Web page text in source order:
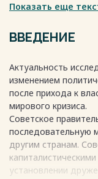
2.4 СССР — фактор
3. Создание системы
3.1 Борьба СССР за
3.2 Вступление
3.3 Мобилизация
Заключение 33
Список литературы 35
Весь текст будет
Показать еще
ВВЕДЕНИЕ
Актуальность
изменением
после прихода к
мирового кризиса.
Советское
последовательную
другим странам.
установлении